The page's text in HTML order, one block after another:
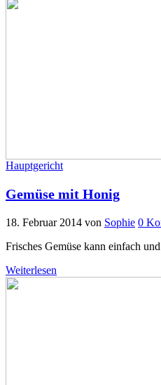
Hauptgericht
Gemüse mit Honig
18. Februar 2014 von Sophie 0
Frisches Gemüse kann einfach
Weiterlesen